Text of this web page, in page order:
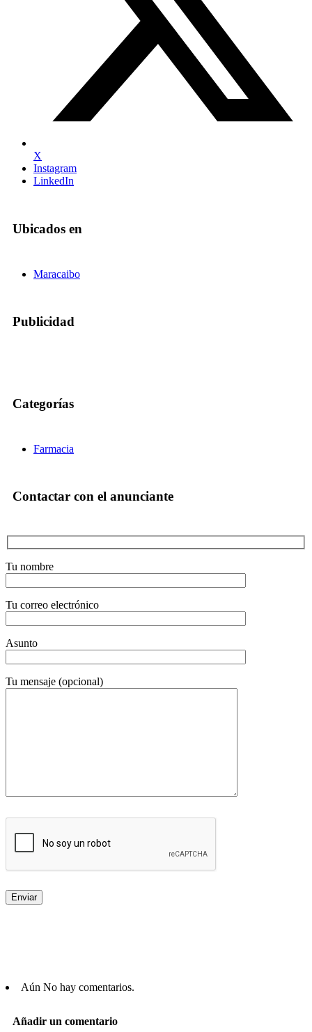
X
Instagram
LinkedIn
Ubicados en
Maracaibo
Publicidad
Categorías
Farmacia
Contactar con el anunciante
Tu nombre
Tu correo electrónico
Asunto
Tu mensaje (opcional)
Aún No hay comentarios.
Añadir un comentario